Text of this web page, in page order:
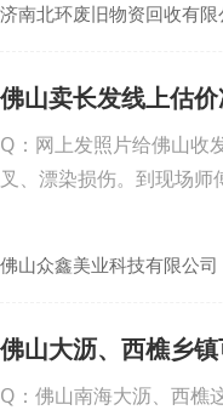
济南北环废旧物资回收有限
佛山卖长发线上估
Q：网上发照片给佛山收
叉、漂染损伤。到现场
佛山众鑫美业科技有限公司
佛山大沥、西樵乡
Q：佛山南海大沥、西樵